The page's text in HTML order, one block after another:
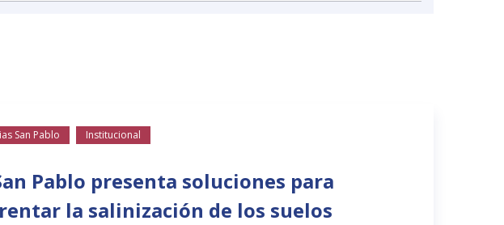
San Pablo Institucional
Pablo presenta soluciones para
la salinización de los suelos